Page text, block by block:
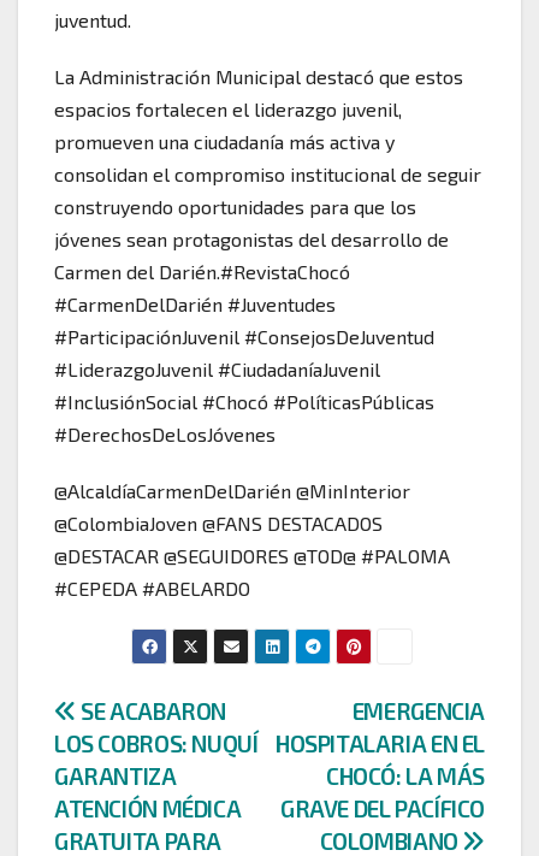
juventud.
La Administración Municipal destacó que estos
espacios fortalecen el liderazgo juvenil,
promueven una ciudadanía más activa y
consolidan el compromiso institucional de seguir
construyendo oportunidades para que los
jóvenes sean protagonistas del desarrollo de
Carmen del Darién.#RevistaChocó
#CarmenDelDarién #Juventudes
#ParticipaciónJuvenil #ConsejosDeJuventud
#LiderazgoJuvenil #CiudadaníaJuvenil
#InclusiónSocial #Chocó #PolíticasPúblicas
#DerechosDeLosJóvenes
@AlcaldíaCarmenDelDarién @MinInterior
@ColombiaJoven @FANS DESTACADOS
@DESTACAR @SEGUIDORES @TOD@ #PALOMA
#CEPEDA #ABELARDO
Navegación
de
entradas
EMERGENCIA
HOSPITALARIA EN EL
CHOCÓ: LA MÁS
GRAVE DEL PACÍFICO
COLOMBIANO
SE ACABARON
LOS COBROS: NUQUÍ
GARANTIZA
ATENCIÓN MÉDICA
GRATUITA PARA